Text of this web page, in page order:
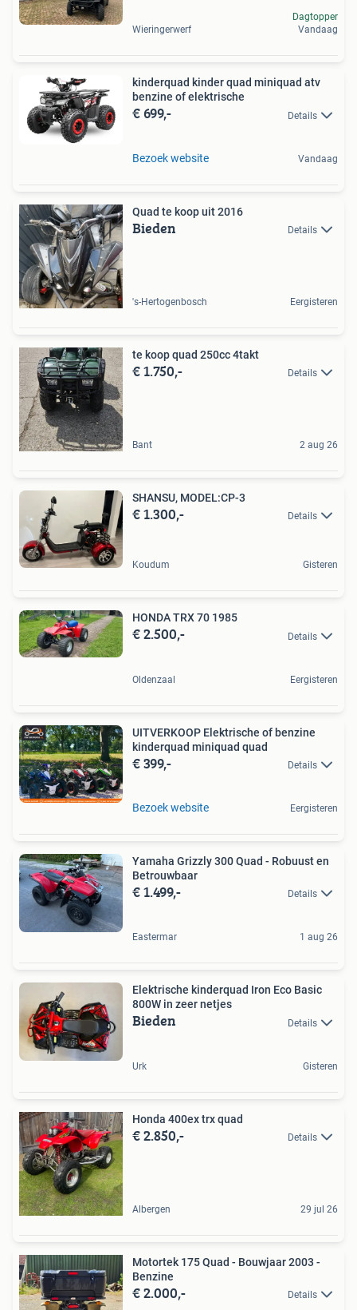
Wieringerwerf
Dagtopper
Vandaag
kinderquad kinder quad miniquad atv
benzine of elektrische
€ 699,- Details
Bezoek website Vandaag
Quad te koop uit 2016
Bieden Details
's-Hertogenbosch Eergisteren
te koop quad 250cc 4takt
€ 1.750,- Details
Bant 2 aug 26
SHANSU, MODEL:CP-3
€ 1.300,- Details
Koudum Gisteren
HONDA TRX 70 1985
€ 2.500,- Details
Oldenzaal Eergisteren
UITVERKOOP Elektrische of benzine
kinderquad miniquad quad
€ 399,- Details
Bezoek website Eergisteren
Yamaha Grizzly 300 Quad - Robuust en
Betrouwbaar
€ 1.499,- Details
Eastermar 1 aug 26
Elektrische kinderquad Iron Eco Basic
800W in zeer netjes
Bieden Details
Urk Gisteren
Honda 400ex trx quad
€ 2.850,- Details
Albergen 29 jul 26
Motortek 175 Quad - Bouwjaar 2003 -
Benzine
€ 2.000,- Details